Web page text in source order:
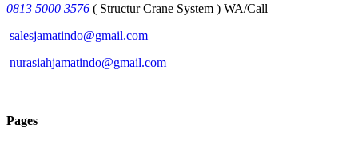
0813 5000 3576 ( Structur Crane System ) WA/Call
salesjamatindo@gmail.com
nurasiahjamatindo@gmail.com
Pages